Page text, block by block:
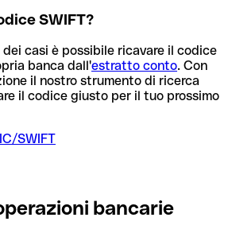
SWIFT?
casi è possibile ricavare il codice
banca dall'estratto conto. Con
il nostro strumento di ricerca
il codice giusto per il tuo prossimo
SWIFT
bancarie